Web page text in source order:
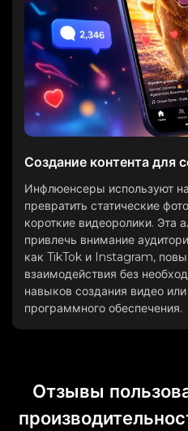
Создание контента для
Инфлюенсеры используют
превратить статические
короткие видеоролики. Эта
привлечь внимание
как TikTok и Instagram,
взаимодействия без
навыков создания видео
программного обеспечения.
Отзывы